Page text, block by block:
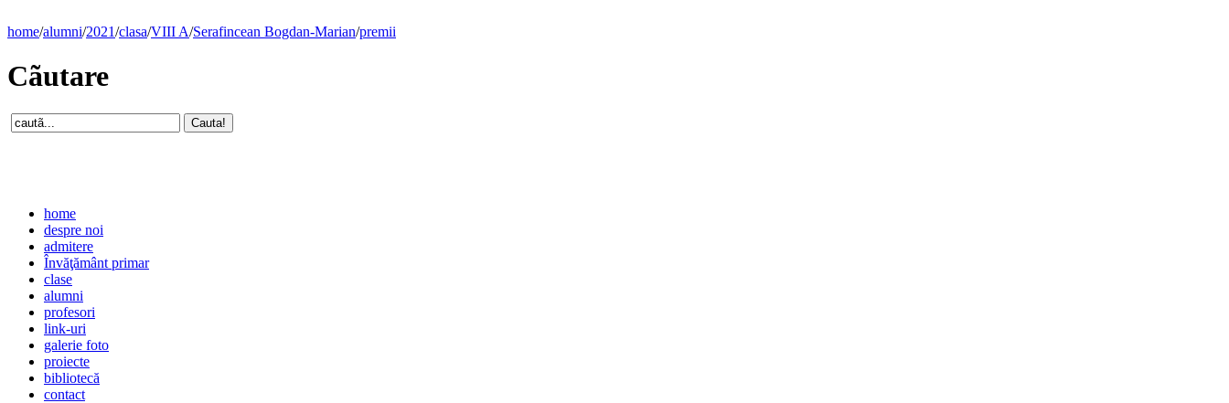
home/alumni/2021/clasa/VIII A/Serafincean Bogdan-Marian/premii
Cãutare
home
despre noi
admitere
Învăţământ primar
clase
alumni
profesori
link-uri
galerie foto
proiecte
bibliotecă
contact